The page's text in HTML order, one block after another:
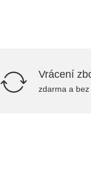
Vrácení
zdarma a bez